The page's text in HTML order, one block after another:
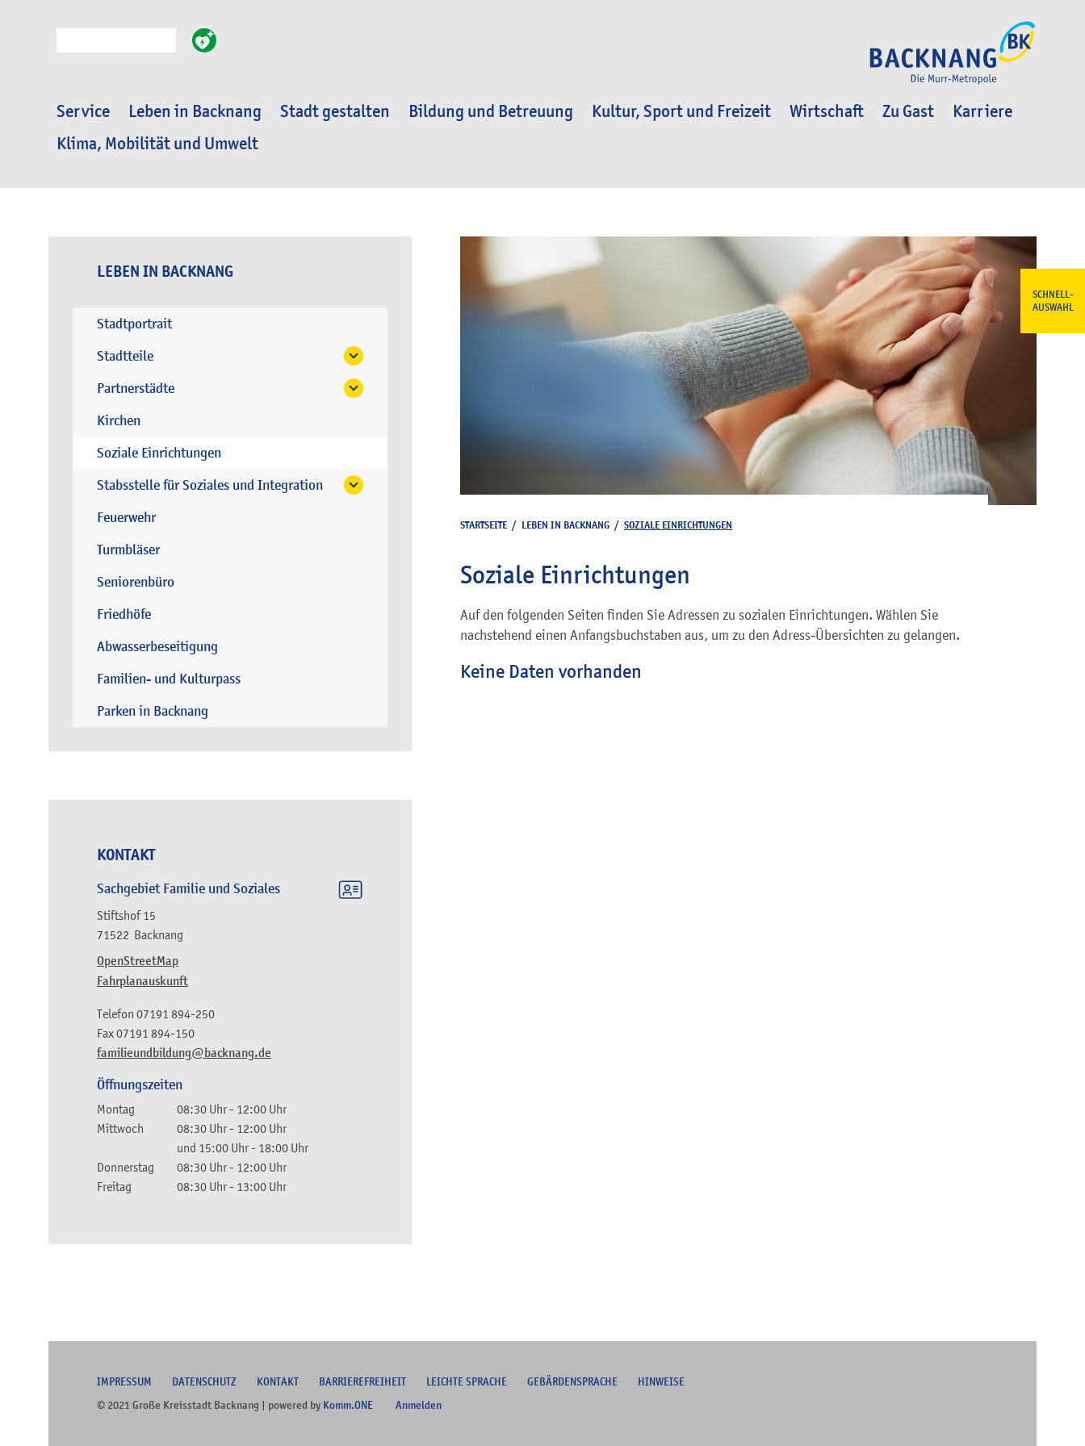
Service Leben in Backnang Stadt gestalten Bildung und Betreuung Kultur, Sport und Freizeit Wirtschaft Zu Gast
Karriere
Klima, Mobilität und Umwelt
SCHNELL-
AUSWAHL
LEBEN IN BACKNANG
Stadtportrait
Stadtteile
Partnerstädte
Kirchen
Soziale Einrichtungen
Stabsstelle für Soziales und Integration
Feuerwehr
Turmbläser
Seniorenbüro
Friedhöfe
Abwasserbeseitigung
Familien- und Kulturpass
Parken in Backnang
KONTAKT
Sachgebiet Familie und Soziales
Stiftshof 15
71522 Backnang
OpenStreetMap
Fahrplanauskunft
familieundbildung@backnang.de
Telefon 07191 894-250
Fax07191 894-150
Öffnungszeiten
Montag 08:30 Uhr- 12:00 Uhr
Mittwoch
08:30 Uhr- 12:00 Uhr
und 15:00 Uhr- 18:00 Uhr
Donnerstag
08:30 Uhr- 12:00 Uhr
Freitag
08:30 Uhr- 13:00 Uhr
STARTSEITE / LEBEN IN BACKNANG / SOZIALE EINRICHTUNGEN
Soziale Einrichtungen
Auf den folgenden Seiten finden Sie Adressen zu sozialen Einrichtungen. Wählen Sie
nachstehend einen Anfangsbuchstaben aus, um zu den Adress-Übersichten zu gelangen.
Keine Daten vorhanden
IMPRESSUM DATENSCHUTZ KONTAKT BARRIEREFREIHEIT LEICHTE SPRACHE GEBÄRDENSPRACHE
HINWEISE
© 2021 Große Kreisstadt Backnang | powered by Komm.ONE Anmelden